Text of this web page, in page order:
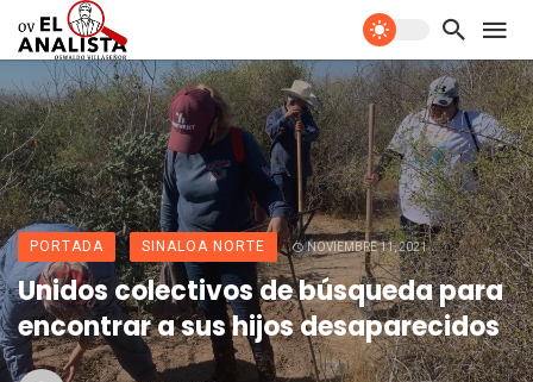
PORTADA SINALOA NORTE NOVIEMBRE 11, 2021
Unidos colectivos de búsqueda para
encontrar a sus hijos desaparecidos